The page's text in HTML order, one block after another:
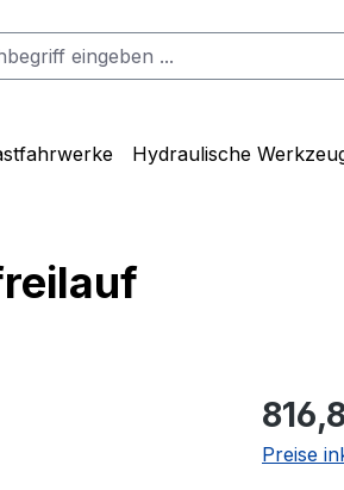
Hydraulische
Preise